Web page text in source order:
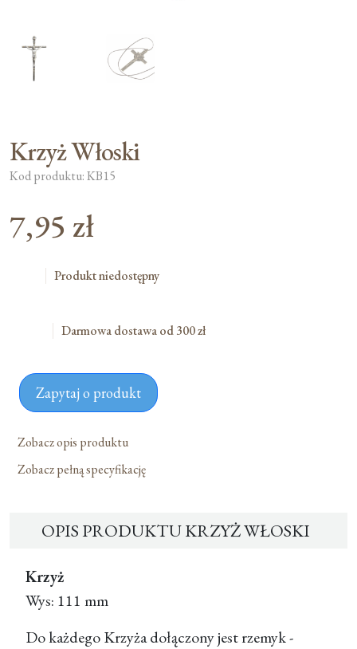
Krzyż Włoski
Kod produktu: KB15
7,95 zł
Produkt niedostępny
Darmowa dostawa od 300 zł
Zapytaj o produkt
Zobacz opis produktu
Zobacz pełną specyfikację
OPIS PRODUKTU KRZYŻ WŁOSKI
Krzyż
Wys: 111 mm
Do każdego Krzyża dołączony jest rzemyk -